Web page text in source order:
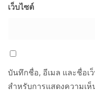
เว็บไซต์
บันทึกชื่อ, อีเมล และชื่อเ
สำหรับการแสดงความเ